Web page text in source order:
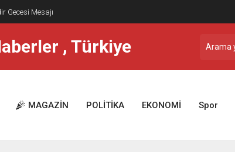
Gecesi Mesajı
MAGAZİN POLİTİKA EKONOMİ Spor